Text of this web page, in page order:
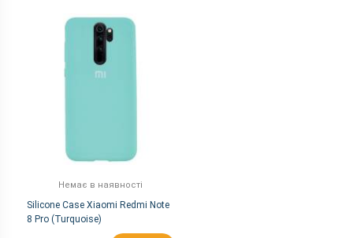
Немає в наявності
Silicone Case Xiaomi Redmi Note
8 Pro (Turquoise)